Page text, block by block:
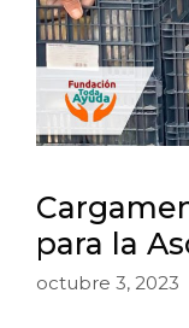
para la
octubre 3, 2023